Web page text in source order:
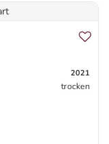
2021
trocken